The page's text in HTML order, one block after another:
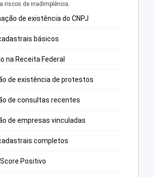
riscos de inadimplência.
de existência do CNPJ
básicos
na Receita Federal
de existência de protestos
de consultas recentes
de empresas vinculadas
completos
Positivo